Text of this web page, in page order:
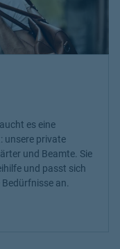
es eine
unsere private
und Beamte. Sie
und passt sich
an.